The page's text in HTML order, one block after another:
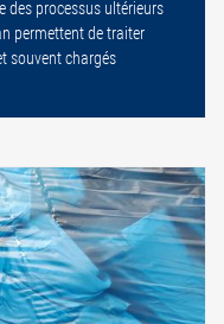
des processus ultérieurs
permettent de traiter
souvent chargés